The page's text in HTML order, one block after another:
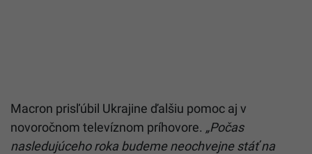
Macron prisľúbil Ukrajine ďalšiu pomoc aj v
novoročnom televíznom príhovore. „Počas
nasledujúceho roka budeme neochvejne stáť na